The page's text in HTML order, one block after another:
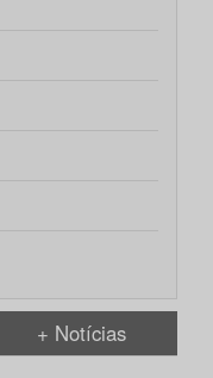
+ Notícias